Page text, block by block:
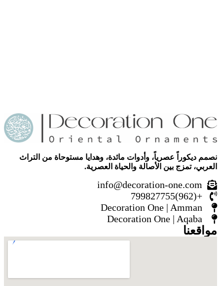
نصمم ديكوراً عصرياً، وأدوات مائدة، وهدايا مستوحاة من التراث
العربي، تمزج بين الأصالة والحياة العصرية.
info@decoration-one.com
+(962)799827755
Decoration One | Amman
Decoration One | Aqaba
مواقعنا